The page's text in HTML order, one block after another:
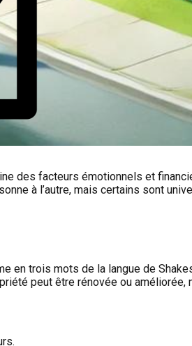
des facteurs émotionnels et
à l’autre, mais certains sont
en trois mots de la langue de
peut être rénovée ou